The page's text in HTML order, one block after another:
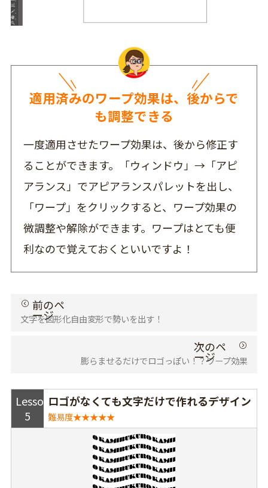
適用済みのワープ効果は、後からで
も調整できる
一度適用させたワープ効果は、後から修正す
ることができます。「ウィンドウ」→「アピ
アランス」でアピアランスパレットを出し、
「ワープ」をクリックすると、ワープ効果の
微調整や解除ができます。ワープはとても便
利なので覚えておくといいですよ！
文字を図形化自由変形で勢いを出す！
膨らませるだけでロゴっぽい！？ワープ効果
Lesson
5
ロゴがなくても文字だけで作れるデザイン
難易度★★★★★